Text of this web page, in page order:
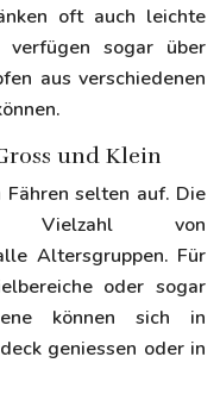
oft auch leichte
verfügen sogar über
aus verschiedenen
und Klein
selten auf. Die
Vielzahl von
Altersgruppen. Für
oder sogar
können sich in
geniessen oder in